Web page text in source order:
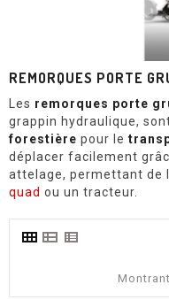
REMORQUES PORTE
Les remorques porte
grappin hydraulique,
forestière pour le
déplacer facilement
attelage, permettant de
quad ou un tracteur.